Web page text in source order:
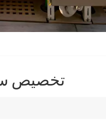
تخصيص